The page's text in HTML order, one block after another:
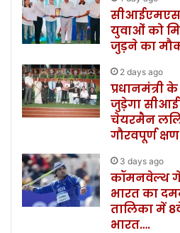
युवाओं को
जुड़ने का
2 days ago
प्रधानमंत्री
जुड़ेगा
चेयरमैन
गौरवपूर्ण
3 days ago
कॉमनवेल्थ
भारत का
तालिका में
भारत….